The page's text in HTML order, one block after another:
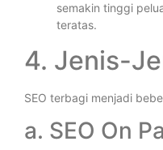
semakin tinggi
teratas.
4. Jenis-
SEO terbagi menjadi
a. SEO On